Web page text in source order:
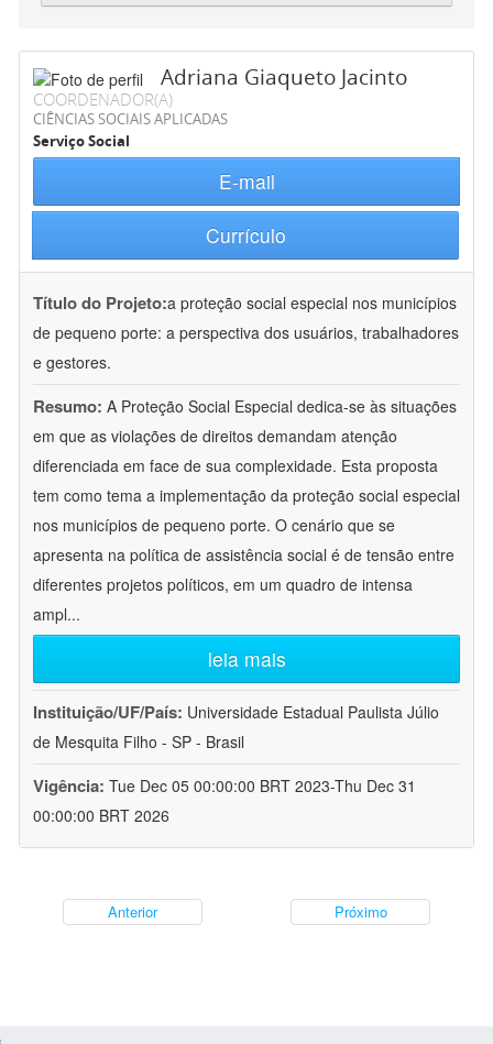
Adriana Giaqueto Jacinto
COORDENADOR(A)
CIÊNCIAS SOCIAIS APLICADAS
Serviço Social
E-mail
Currículo
Título do Projeto:a proteção social especial nos municípios
de pequeno porte: a perspectiva dos usuários, trabalhadores
e gestores.
Resumo: A Proteção Social Especial dedica-se às situações
em que as violações de direitos demandam atenção
diferenciada em face de sua complexidade. Esta proposta
tem como tema a implementação da proteção social especial
nos municípios de pequeno porte. O cenário que se
apresenta na política de assistência social é de tensão entre
diferentes projetos políticos, em um quadro de intensa
ampl...
leia mais
Instituição/UF/País: Universidade Estadual Paulista Júlio
de Mesquita Filho - SP - Brasil
Vigência: Tue Dec 05 00:00:00 BRT 2023-Thu Dec 31
00:00:00 BRT 2026
Anterior Próximo